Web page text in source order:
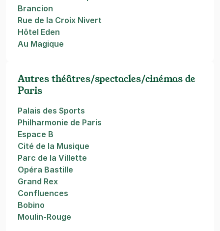
Brancion
Rue de la Croix Nivert
Hôtel Eden
Au Magique
Autres théâtres/spectacles/cinémas de
Paris
Palais des Sports
Philharmonie de Paris
Espace B
Cité de la Musique
Parc de la Villette
Opéra Bastille
Grand Rex
Confluences
Bobino
Moulin-Rouge